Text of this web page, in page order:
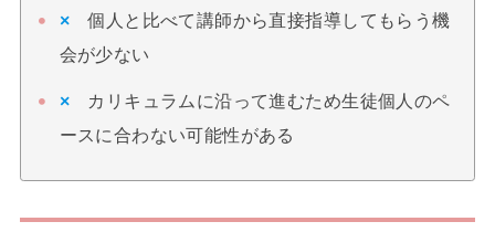
×個人と比べて講師から直接指導してもらう機
会が少ない
×カリキュラムに沿って進むため生徒個人のペ
ースに合わない可能性がある